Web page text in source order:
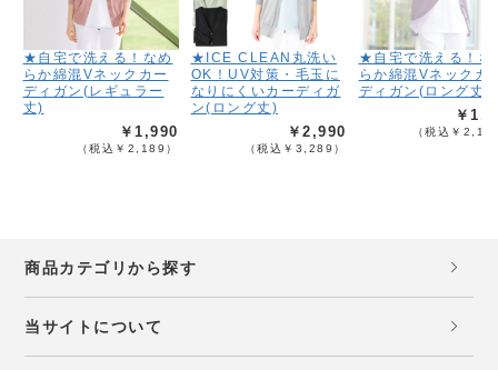
★自宅で洗える！なめ
らか綿混Vネックカー
ディガン(レギュラー
丈)
￥1,990
（税込￥2,189）
★ICE CLEAN丸洗い
OK！UV対策・毛玉に
なりにくいカーディガ
ン(ロング丈)
￥2,990
（税込￥3,289）
★自宅で洗える！な
らか綿混Vネックカ
ディガン(ロング丈)
￥
（税込￥
商品カテゴリから探す
当サイトについて